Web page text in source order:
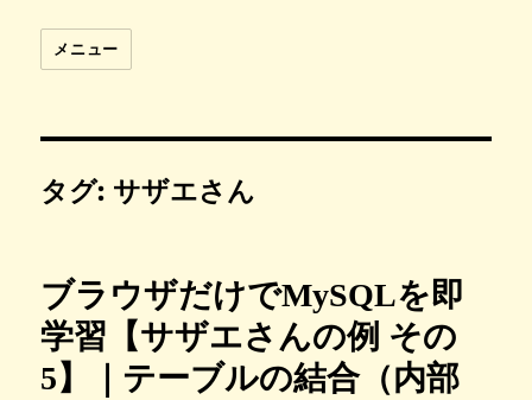
メニュー
タグ: サザエさん
ブラウザだけでMySQLを即
学習【サザエさんの例 その
5】｜テーブルの結合（内部